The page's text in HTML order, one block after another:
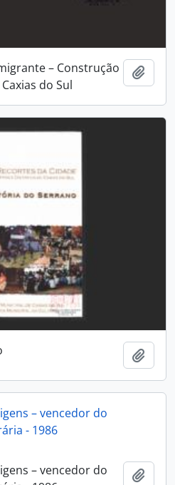
– Construção
do Sul
– vencedor do
- 1986
– vencedor do